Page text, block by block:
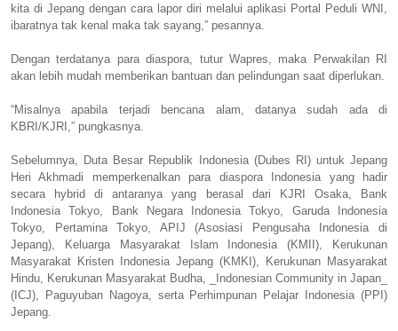
kita di Jepang dengan cara lapor diri melalui aplikasi Portal Peduli WNI,
ibaratnya tak kenal maka tak sayang,” pesannya.
Dengan terdatanya para diaspora, tutur Wapres, maka Perwakilan RI
akan lebih mudah memberikan bantuan dan pelindungan saat diperlukan.
“Misalnya apabila terjadi bencana alam, datanya sudah ada di
KBRI/KJRI,” pungkasnya.
Sebelumnya, Duta Besar Republik Indonesia (Dubes RI) untuk Jepang
Heri Akhmadi memperkenalkan para diaspora Indonesia yang hadir
secara hybrid di antaranya yang berasal dari KJRI Osaka, Bank
Indonesia Tokyo, Bank Negara Indonesia Tokyo, Garuda Indonesia
Tokyo, Pertamina Tokyo, APIJ (Asosiasi Pengusaha Indonesia di
Jepang), Keluarga Masyarakat Islam Indonesia (KMII), Kerukunan
Masyarakat Kristen Indonesia Jepang (KMKI), Kerukunan Masyarakat
Hindu, Kerukunan Masyarakat Budha, _Indonesian Community in Japan_
(ICJ), Paguyuban Nagoya, serta Perhimpunan Pelajar Indonesia (PPI)
Jepang.